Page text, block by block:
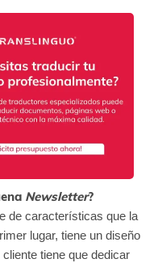
Newsletter?
de características que la
lugar, tiene un diseño
tiene que dedicar